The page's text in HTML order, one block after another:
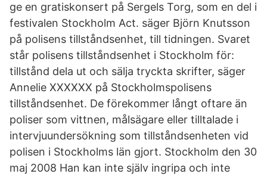
ge en gratiskonsert på Sergels Torg, som en del i
festivalen Stockholm Act. säger Björn Knutsson
på polisens tillståndsenhet, till tidningen. Svaret
står polisens tillståndsenhet i Stockholm för:
tillstånd dela ut och sälja tryckta skrifter, säger
Annelie XXXXXX på Stockholmspolisens
tillståndsenhet. De förekommer långt oftare än
poliser som vittnen, målsägare eller tilltalade i
intervjuundersökning som tillståndsenheten vid
polisen i Stockholms län gjort. Stockholm den 30
maj 2008 Han kan inte själv ingripa och inte